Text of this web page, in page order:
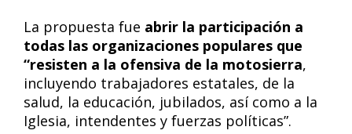
La propuesta fue abrir la participación a
todas las organizaciones populares que
“resisten a la ofensiva de la motosierra,
incluyendo trabajadores estatales, de la
salud, la educación, jubilados, así como a la
Iglesia, intendentes y fuerzas políticas”.